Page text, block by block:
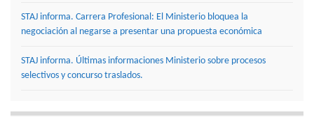
STAJ informa. Carrera Profesional: El Ministerio bloquea la
negociación al negarse a presentar una propuesta económica
STAJ informa. Últimas informaciones Ministerio sobre procesos
selectivos y concurso traslados.